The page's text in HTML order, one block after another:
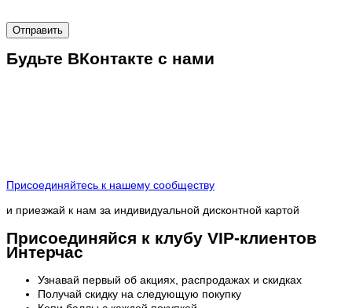
Отправить
Будьте ВКонтакте с нами
Присоединяйтесь к нашему сообществу
и приезжай к нам за индивидуальной дисконтной картой
Присоединяйся к клубу VIP-клиентов
Интерчас
Узнавай первый об акциях, распродажах и скидках
Получай скидку на следующую покупку